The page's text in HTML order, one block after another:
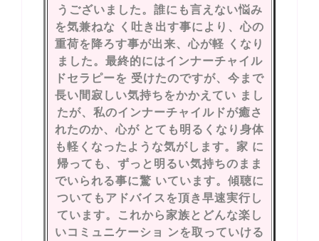
うございました。誰にも言えない悩み
を気兼ねな く吐き出す事により、心の
重荷を降ろす事が出来、心が軽 くなり
ました。最終的にはインナーチャイル
ドセラピーを 受けたのですが、今まで
長い間寂しい気持ちをかかえてい まし
たが、私のインナーチャイルドが癒さ
れたのか、心が とても明るくなり身体
も軽くなったような気がします。家 に
帰っても、ずっと明るい気持ちのまま
でいられる事に驚 いています。傾聴に
ついてもアドバイスを頂き早速実行し
ています。これから家族とどんな楽し
いコミュニケーショ ンを取っていける